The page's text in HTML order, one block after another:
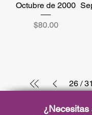
Octubre de 2000
Precio
$80.00
26 / 31
¿Necesitas